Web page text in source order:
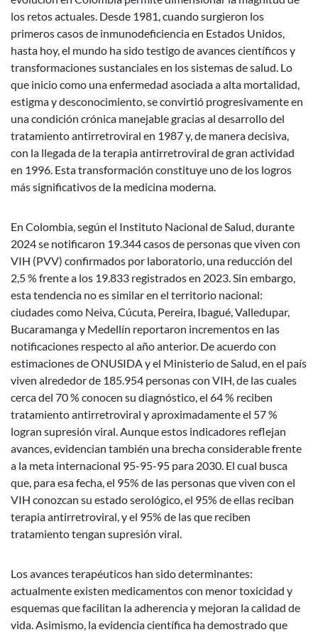
los retos actuales. Desde 1981, cuando surgieron los
primeros casos de inmunodeficiencia en Estados Unidos,
hasta hoy, el mundo ha sido testigo de avances científicos y
transformaciones sustanciales en los sistemas de salud. Lo
que inicio como una enfermedad asociada a alta mortalidad,
estigma y desconocimiento, se convirtió progresivamente en
una condición crónica manejable gracias al desarrollo del
tratamiento antirretroviral en 1987 y, de manera decisiva,
con la llegada de la terapia antirretroviral de gran actividad
en 1996. Esta transformación constituye uno de los logros
más significativos de la medicina moderna.
En Colombia, según el Instituto Nacional de Salud, durante
2024 se notificaron 19.344 casos de personas que viven con
VIH (PVV) confirmados por laboratorio, una reducción del
2,5 % frente a los 19.833 registrados en 2023. Sin embargo,
esta tendencia no es similar en el territorio nacional:
ciudades como Neiva, Cúcuta, Pereira, Ibagué, Valledupar,
Bucaramanga y Medellín reportaron incrementos en las
notificaciones respecto al año anterior. De acuerdo con
estimaciones de ONUSIDA y el Ministerio de Salud, en el país
viven alrededor de 185.954 personas con VIH, de las cuales
cerca del 70 % conocen su diagnóstico, el 64 % reciben
tratamiento antirretroviral y aproximadamente el 57 %
logran supresión viral. Aunque estos indicadores reflejan
avances, evidencian también una brecha considerable frente
a la meta internacional 95-95-95 para 2030. El cual busca
que, para esa fecha, el 95% de las personas que viven con el
VIH conozcan su estado serológico, el 95% de ellas reciban
terapia antirretroviral, y el 95% de las que reciben
tratamiento tengan supresión viral.
Los avances terapéuticos han sido determinantes:
actualmente existen medicamentos con menor toxicidad y
esquemas que facilitan la adherencia y mejoran la calidad de
vida. Asimismo, la evidencia científica ha demostrado que